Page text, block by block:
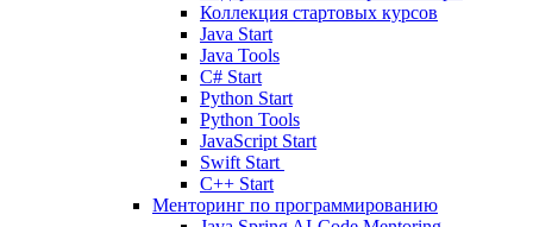
Коллекция стартовых курсов
Java Start
Java Tools
C# Start
Python Start
Python Tools
JavaScript Start
Swift Start
C++ Start
Менторинг по программированию